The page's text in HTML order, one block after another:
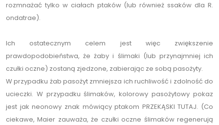
rozmnażać tylko w ciałach ptaków (lub również ssaków dla R.
ondatrae).
Ich ostatecznym celem jest więc zwiększenie
prawdopodobieństwa, że żaby i ślimaki (lub przynajmniej ich
czułki oczne) zostaną zjedzone, zabierając ze sobą pasożyty.
W przypadku żab pasożyt zmniejsza ich ruchliwość i zdolność do
ucieczki. W przypadku ślimaków, kolorowy pasożytowy pokaz
jest jak neonowy znak mówiący ptakom PRZEKĄSKI TUTAJ. (Co
ciekawe, Maier zauważa, że czułki oczne ślimaków regenerują